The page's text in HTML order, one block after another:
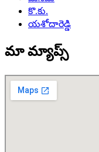
కొ.కు.
యశోదారెడ్డి
మా మ్యాప్స్